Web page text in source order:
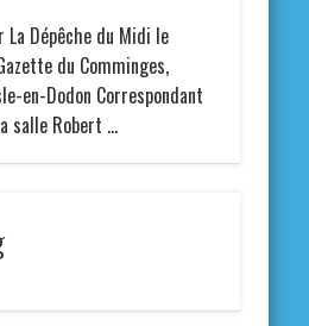
Dépêche du Midi le
du Comminges,
en-Dodon Correspondant
salle Robert …